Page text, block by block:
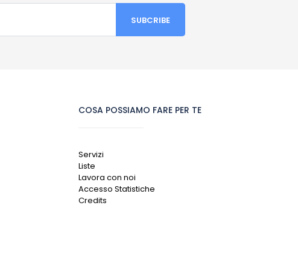
COSA POSSIAMO FARE PER TE
Servizi
Liste
Lavora con noi
Accesso Statistiche
Credits